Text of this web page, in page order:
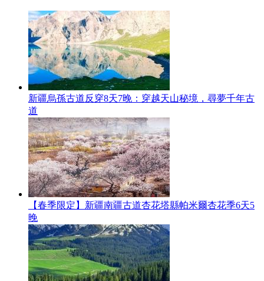
新疆烏孫古道反穿8天7晚：穿越天山秘境，尋夢千年古
道
【春季限定】新疆南疆古道杏花塔縣帕米爾杏花季6天5
晚